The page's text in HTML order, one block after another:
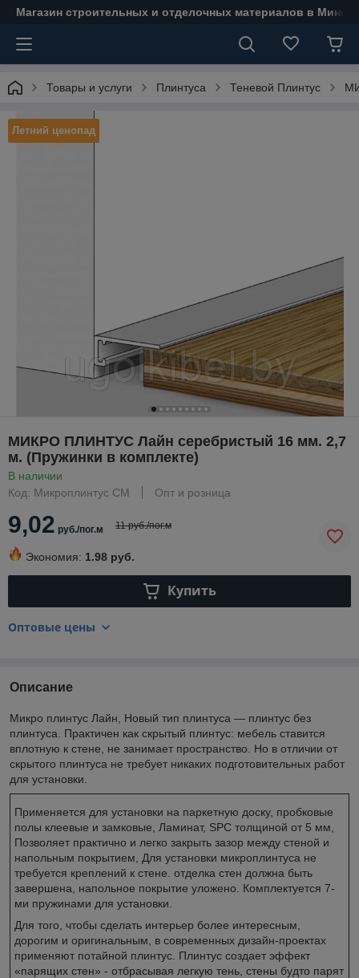
Магазин строительных и отделочных материалов в Минске
Товары и услуги Плинтуса Теневой Плинтус
Летний ценопад
МИКРО ПЛИНТУС Лайн серебристый 16 мм. 2,7
м. (Пружинки в комплекте)
В наличии
Код: Микроплинтус СМ
Опт и розница
9,02 руб./пог.м 11 руб./пог.м
Экономия: 1.98 руб.
Купить
Оптовые цены
Описание
Микро плинтус Лайн, Новый тип плинтуса — плинтус без
плинтуса. Практичен как скрытый плинтус: мебель ставится
вплотную к стене, не занимает пространство. Но в отличии от
скрытого плинтуса не требует никаких подготовительных работ
для установки.
Применяется для установки на паркетную доску, пробковые
полы клеевые и замковые, Ламинат, SPC толщиной от 5 мм,
Позволяет практично и легко закрыть зазор между стеной и
напольным покрытием, Для установки микроплинтуса не
требуется креплений к стене. отделка стен должна быть
завершена, напольное покрытие уложено. Комплектуется 7-
ми пружинами для установки.
Для того, чтобы сделать интерьер более интересным,
дорогим и оригинальным, в современных дизайн-проектах
применяют потайной плинтус. Плинтус создает эффект
«парящих стен» - отбрасывая легкую тень, стены будто парят